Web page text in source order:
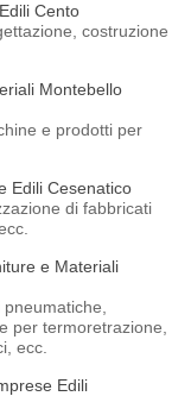
Cento
costruzione
Montebello
e prodotti per
Edili Cesenatico
di fabbricati
e Materiali
per termoretrazione,
ecc.
Edili